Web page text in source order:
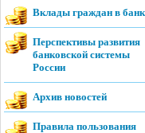
Вклады граждан в
Перспективы развития
банковской системы
России
Архив новостей
Правила пользования